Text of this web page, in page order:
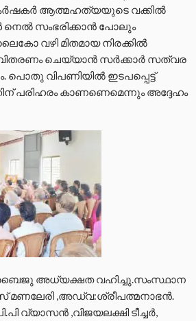
ആത്മഹത്യയുടെ വക്കിൽ
നെൽ സംഭരിക്കാൻ പോലും
വഴി മിതമായ നിരക്കിൽ
ചെയ്യാൻ സർക്കാർ സത്വര
പൊതു വിപണിയിൽ ഇടപപ്പെട്ട്
പരിഹരം കാണണെമെന്നും അദ്ദേഹം
അധ്യക്ഷത വഹിച്ചു.സംസ്ഥാന
മണലേരി ,അഡ്വ:ശ്രീപത്മനാഭൻ.
വ്യാസൻ ,വിജയലക്ഷി ടീച്ചർ,